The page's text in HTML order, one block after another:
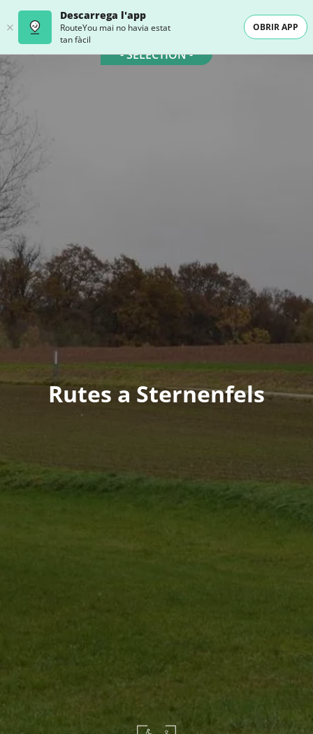
Descarrega l'app
RouteYou mai no havia estat
tan fàcil
OBRIR APP
- SELECTION -
Rutes a Sternenfels